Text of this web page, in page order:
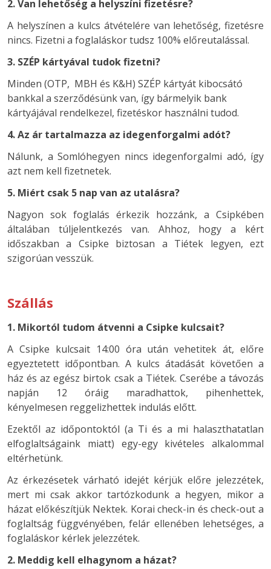
2. Van lehetőség a helyszíni fizetésre?
A helyszínen a kulcs átvételére van lehetőség, fizetésre
nincs. Fizetni a foglaláskor tudsz 100% előreutalással.
3. SZÉP kártyával tudok fizetni?
Minden (OTP, MBH és K&H) SZÉP kártyát kibocsátó
bankkal a szerződésünk van, így bármelyik bank
kártyájával rendelkezel, fizetéskor használni tudod.
4. Az ár tartalmazza az idegenforgalmi adót?
Nálunk, a Somlóhegyen nincs idegenforgalmi adó, így
azt nem kell fizetnetek.
5. Miért csak 5 nap van az utalásra?
Nagyon sok foglalás érkezik hozzánk, a Csipkében
általában túljelentkezés van. Ahhoz, hogy a kért
időszakban a Csipke biztosan a Tiétek legyen, ezt
szigorúan vesszük.
Szállás
1. Mikortól tudom átvenni a Csipke kulcsait?
A Csipke kulcsait 14:00 óra után vehetitek át, előre
egyeztetett időpontban. A kulcs átadását követően a
ház és az egész birtok csak a Tiétek. Cserébe a távozás
napján 12 óráig maradhattok, pihenhettek,
kényelmesen reggelizhettek indulás előtt.
Ezektől az időpontoktól (a Ti és a mi halaszthatatlan
elfoglaltságaink miatt) egy-egy kivételes alkalommal
eltérhetünk.
Az érkezésetek várható idejét kérjük előre jelezzétek,
mert mi csak akkor tartózkodunk a hegyen, mikor a
házat előkészítjük Nektek. Korai check-in és check-out a
foglaltság függvényében, felár ellenében lehetséges, a
foglaláskor kérlek jelezzétek.
2. Meddig kell elhagynom a házat?